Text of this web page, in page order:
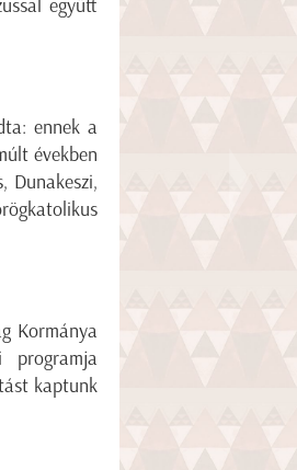
együtt
ennek a
években
Dunakeszi,
Kormánya
programja
kaptunk